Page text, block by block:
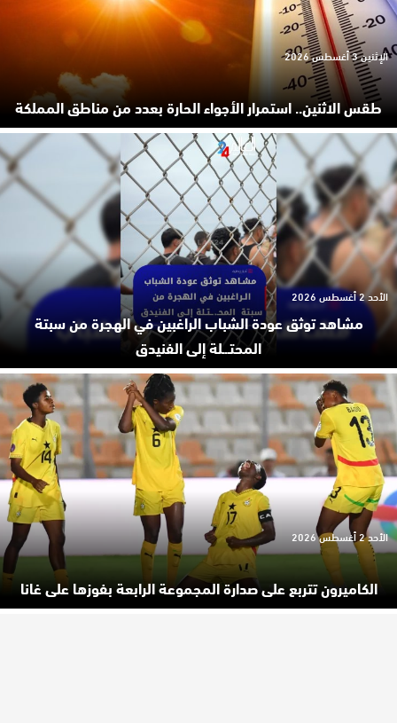
طقس الاثنين.. استمرار الأجواء الحارة بعدد من مناطق المملكة
الإثنين 3 أغسطس 2026
مشاهد توثق عودة الشباب الراغبين في الهجرة من سبتة
المحتـ.ـلة إلى الفنيدق
الأحد 2 أغسطس 2026
الكاميرون تتربع على صدارة المجموعة الرابعة بفوزها على غانا
الأحد 2 أغسطس 2026